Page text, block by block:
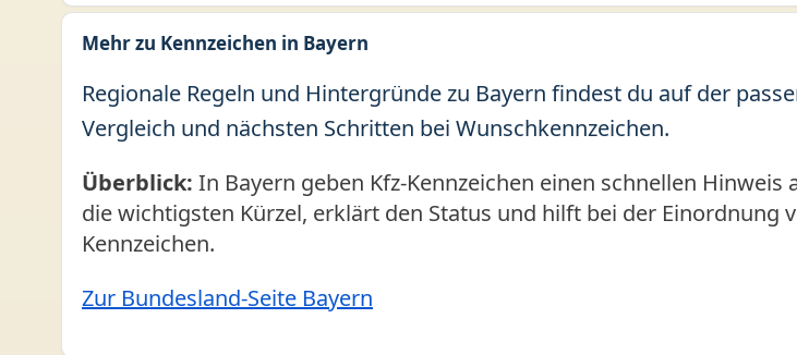
Mehr zu Kennzeichen in Bayern
Regionale Regeln und Hintergründe zu Bayern findest du auf der
Vergleich und nächsten Schritten bei Wunschkennzeichen.
Überblick: In Bayern geben Kfz-Kennzeichen einen schnellen
die wichtigsten Kürzel, erklärt den Status und hilft bei der
Kennzeichen.
Zur Bundesland-Seite Bayern